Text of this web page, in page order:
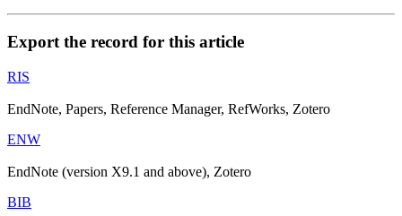
Export the record for this article
RIS
EndNote, Papers, Reference Manager, RefWorks, Zotero
ENW
EndNote (version X9.1 and above), Zotero
BIB